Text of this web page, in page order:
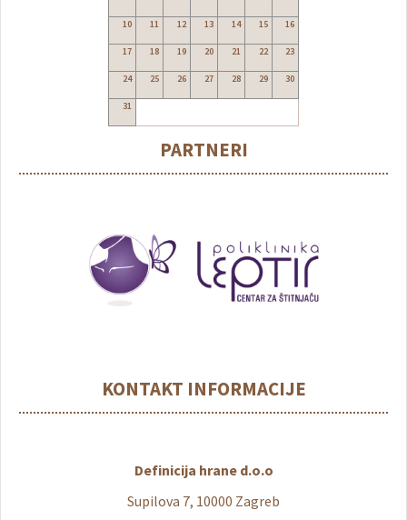
10 11 12 13 14 15 16
17 18 19 20 21 22 23
24 25 26 27 28 29 30
31
PARTNERI
KONTAKT INFORMACIJE
Definicija hrane d.o.o
Supilova 7, 10000 Zagreb